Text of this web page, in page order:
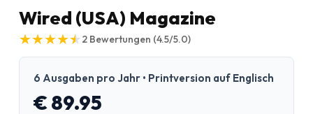
Wired (USA) Magazine
★
★★
★★
★★
★★
★2 Bewertungen (4.5/5.0)
6 Ausgaben pro Jahr • Printversion auf Englisch
€ 89.95